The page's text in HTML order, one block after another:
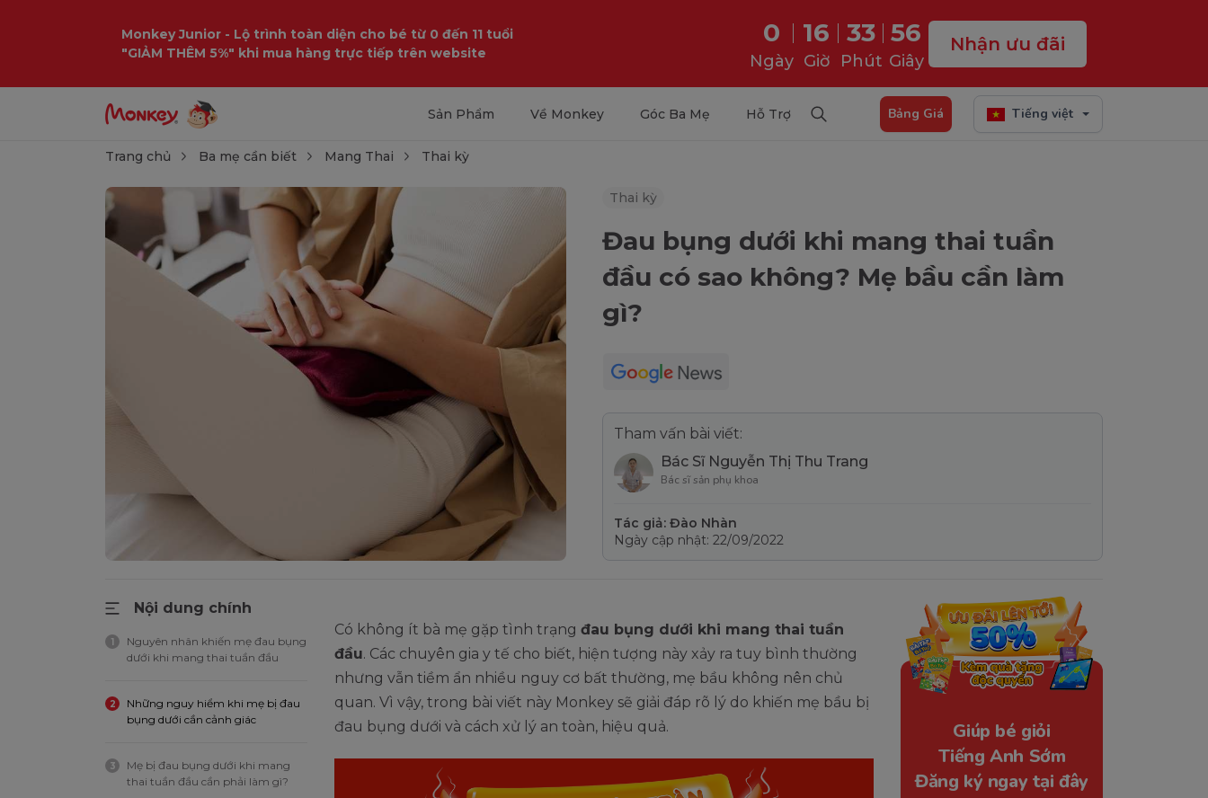
Monkey Junior - Lộ trình toàn diện cho bé từ 0 đến 11 tuổi
"GIẢM THÊM 5%" khi mua hàng trực tiếp trên website
0
Ngày
16
Giờ
33
Phút
55
Giây
Nhận ưu đãi
Sản Phẩm Về Monkey Góc Ba Mẹ Hỗ Trợ Bảng Giá Tiếng việt
Trang chủ Ba mẹ cần biết Mang Thai Thai kỳ
Thai kỳ
Đau bụng dưới khi mang thai tuần
đầu có sao không? Mẹ bầu cần làm
gì?
Tham vấn bài viết:
Bác Sĩ Nguyễn Thị Thu Trang
Bác sĩ sản phụ khoa
Tác giả: Đào Nhàn
Ngày cập nhật: 22/09/2022
Nội dung chính
1
Nguyên nhân khiến mẹ đau bụng
dưới khi mang thai tuần đầu
2
Những nguy hiểm khi mẹ bị đau
bụng dưới cần cảnh giác
3
Mẹ bị đau bụng dưới khi mang
thai tuần đầu cần phải làm gì?
Có không ít bà mẹ gặp tình trạng đau bụng dưới khi mang thai tuần
đầu. Các chuyên gia y tế cho biết, hiện tượng này xảy ra tuy bình thường
nhưng vẫn tiềm ẩn nhiều nguy cơ bất thường, mẹ bầu không nên chủ
quan. Vì vậy, trong bài viết này Monkey sẽ giải đáp rõ lý do khiến mẹ bầu bị
đau bụng dưới và cách xử lý an toàn, hiệu quả.
Giúp bé giỏi
Tiếng Anh Sớm
Đăng ký ngay tại đây